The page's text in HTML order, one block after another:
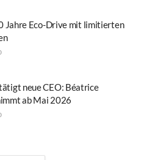
Jahre Eco-Drive mit limitierten
neue CEO: Béatrice
ab Mai 2026